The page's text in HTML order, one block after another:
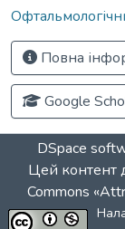
Повна
Google
DSpace
Цей контент
Commons